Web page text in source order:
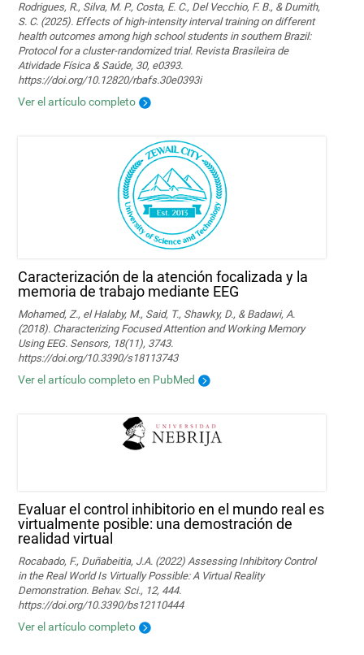
Rodrigues, R., Silva, M. P., Costa, E. C., Del Vecchio, F. B., & Dumith,
S. C. (2025). Effects of high-intensity interval training on different
health outcomes among high school students in southern Brazil:
Protocol for a cluster-randomized trial. Revista Brasileira de
Atividade Física & Saúde, 30, e0393.
https://doi.org/10.12820/rbafs.30e0393i
Ver el artículo completo
Caracterización de la atención focalizada y la
memoria de trabajo mediante EEG
Mohamed, Z., el Halaby, M., Said, T., Shawky, D., & Badawi, A.
(2018). Characterizing Focused Attention and Working Memory
Using EEG. Sensors, 18(11), 3743.
https://doi.org/10.3390/s18113743
Ver el artículo completo en PubMed
Evaluar el control inhibitorio en el mundo real es
virtualmente posible: una demostración de
realidad virtual
Rocabado, F., Duñabeitia, J.A. (2022) Assessing Inhibitory Control
in the Real World Is Virtually Possible: A Virtual Reality
Demonstration. Behav. Sci., 12, 444.
https://doi.org/10.3390/bs12110444
Ver el artículo completo